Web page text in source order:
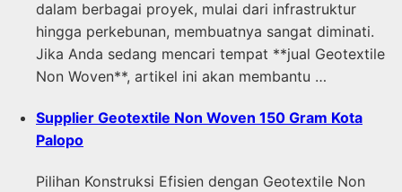
dalam berbagai proyek, mulai dari infrastruktur
hingga perkebunan, membuatnya sangat diminati.
Jika Anda sedang mencari tempat **jual Geotextile
Non Woven**, artikel ini akan membantu …
Supplier Geotextile Non Woven 150 Gram Kota
Palopo
Pilihan Konstruksi Efisien dengan Geotextile Non